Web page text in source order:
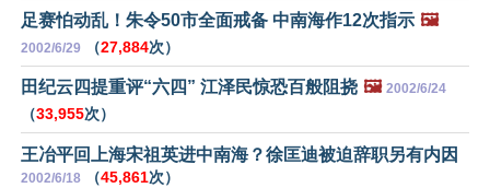
足赛怕动乱！朱令50市全面戒备 中南海作12次指示 🖼️
2002/6/29 （27,884次）
田纪云四提重评“六四” 江泽民惊恐百般阻挠 🖼️ 2002/6/24
（33,955次）
王冶平回上海宋祖英进中南海？徐匡迪被迫辞职另有内因
2002/6/18 （45,861次）